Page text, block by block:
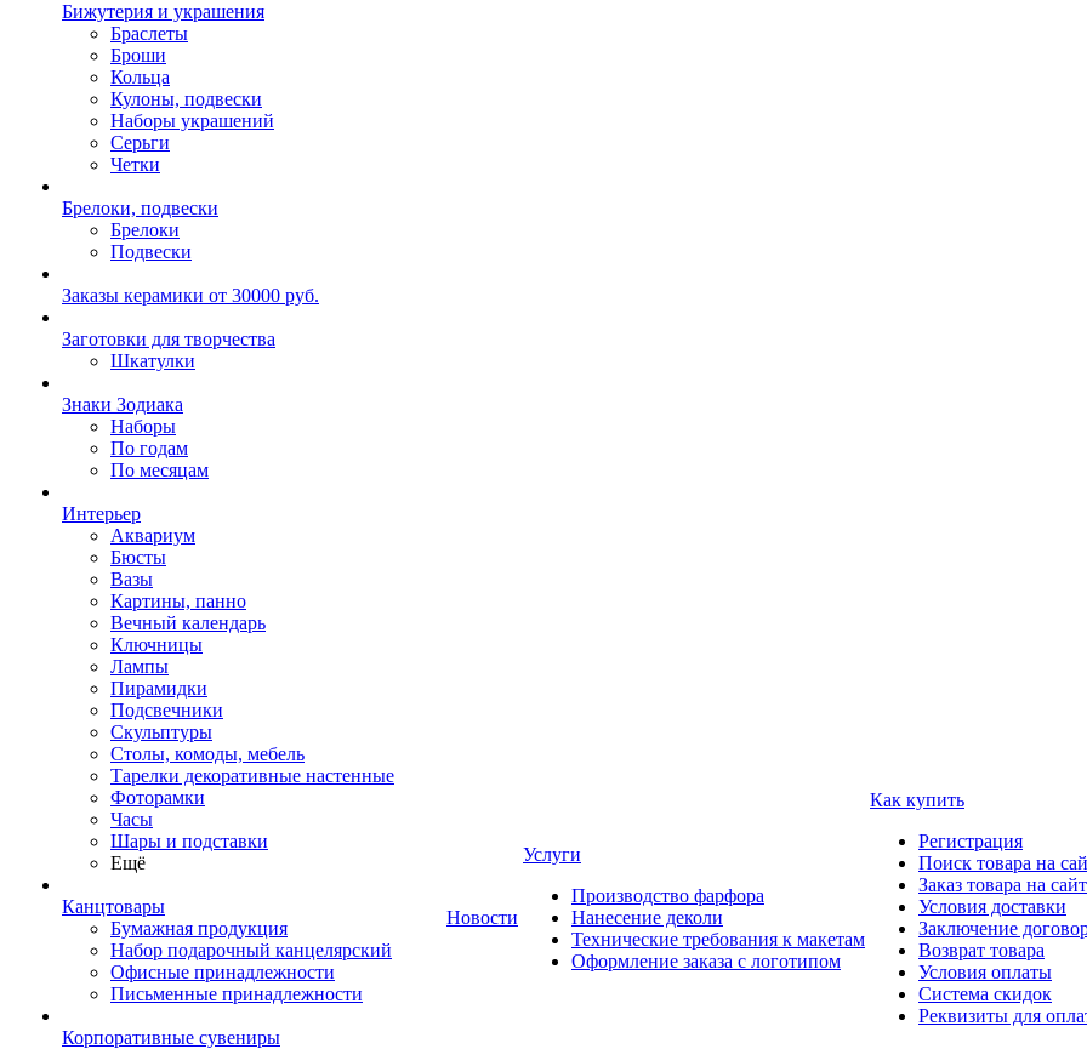
Бижутерия и украшения
Браслеты
Броши
Кольца
Кулоны, подвески
Наборы украшений
Серьги
Четки
Брелоки, подвески
Брелоки
Подвески
Заказы керамики от 30000 руб.
Заготовки для творчества
Шкатулки
Знаки Зодиака
Наборы
По годам
По месяцам
Интерьер
Аквариум
Бюсты
Вазы
Картины, панно
Вечный календарь
Ключницы
Лампы
Пирамидки
Подсвечники
Скульптуры
Столы, комоды, мебель
Тарелки декоративные настенные
Фоторамки
Часы
Шары и подставки
Ещё
Канцтовары
Бумажная продукция
Набор подарочный канцелярский
Офисные принадлежности
Письменные принадлежности
Корпоративные сувениры
Новости
Услуги
Производство фарфора
Нанесение деколи
Технические требования к макетам
Оформление заказа с логотипом
Как купить
Регистрация
Поиск товара на
Заказ товара на
Условия доставки
Заключение
Возврат товара
Условия оплаты
Система скидок
Реквизиты для